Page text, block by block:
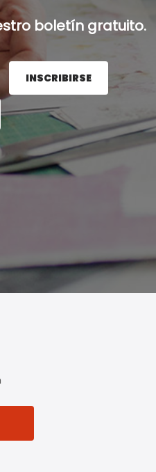
boletín gratuito.
electrónico aquí y
INSCRIBIRSE